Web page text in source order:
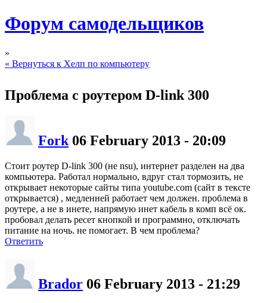
Форум самодельщиков
»
« Вернуться к Хелп по компьютеру
Проблема с роутером D-link 300
Fork 06 February 2013 - 20:09
Стоит роутер D-link 300 (не nsu), интернет разделен на два
компьютера. Работал нормально, вдруг стал тормозить, не
открывает некоторые сайты типа youtube.com (сайт в тексте
открывается) , медленней работает чем должен. проблема в
роутере, а не в инете, напрямую инет кабель в комп всё ок.
пробовал делать ресет кнопкой и программно, отключать
питание на ночь. не помогает. В чем проблема?
Ответить
Brador 06 February 2013 - 21:29